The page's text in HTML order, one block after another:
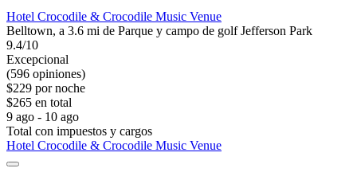
Hotel Crocodile & Crocodile Music Venue
Belltown, a 3.6 mi de Parque y campo de golf Jefferson Park
9.4/10
Excepcional
(596 opiniones)
$229 por noche
$265 en total
9 ago - 10 ago
Total con impuestos y cargos
Hotel Crocodile & Crocodile Music Venue